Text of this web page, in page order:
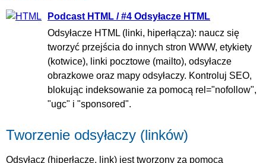
Podcast HTML / #4 Odsyłacze HTML
Odsyłacze HTML (linki, hiperłącza): naucz się
tworzyć przejścia do innych stron WWW, etykiety
(kotwice), linki pocztowe (mailto), odsyłacze
obrazkowe oraz mapy odsyłaczy. Kontroluj SEO,
blokując indeksowanie za pomocą rel="nofollow",
"ugc" i "sponsored".
Tworzenie odsyłaczy (linków)
Odsyłacz (hiperłącze, link) jest tworzony za pomocą